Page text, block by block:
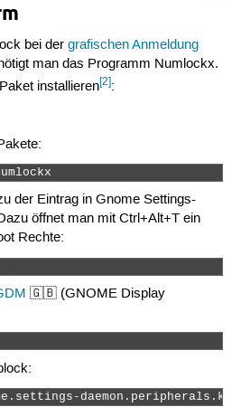
bei der grafischen Anmeldung
man das Programm Numlockx.
installieren[2]:
der Eintrag in Gnome Settings-
öffnet man mit Ctrl+Alt+T ein
Rechte:
🇬🇧 (GNOME Display